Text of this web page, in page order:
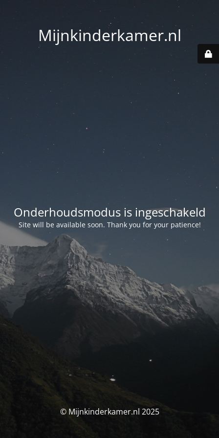
Mijnkinderkamer.nl
Onderhoudsmodus is ingeschakeld
Site will be available soon. Thank you for your patience!
© Mijnkinderkamer.nl 2025